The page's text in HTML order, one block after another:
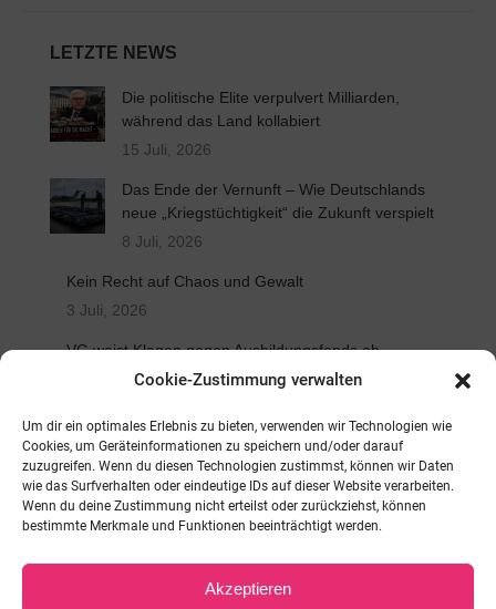
Cookie-Zustimmung verwalten
Um dir ein optimales Erlebnis zu bieten, verwenden wir Technologien wie
Cookies, um Geräteinformationen zu speichern und/oder darauf
zuzugreifen. Wenn du diesen Technologien zustimmst, können wir Daten
wie das Surfverhalten oder eindeutige IDs auf dieser Website verarbeiten.
Wenn du deine Zustimmung nicht erteilst oder zurückziehst, können
bestimmte Merkmale und Funktionen beeinträchtigt werden.
Akzeptieren
LETZTE NEWS
Die politische Elite verpulvert Milliarden,
während das Land kollabiert
15 Juli, 2026
Das Ende der Vernunft – Wie Deutschlands
neue „Kriegstüchtigkeit“ die Zukunft verspielt
8 Juli, 2026
Kein Recht auf Chaos und Gewalt
3 Juli, 2026
VG weist Klagen gegen Ausbildungsfonds ab
2 Juli, 2026
BÜNDNIS DEUTSCHLAND verurteilt
Zurückweisung von Spende für Kinder
20 Juni, 2026
TRAUER UM VORSTANDSMITGLIED ALEXANDER
BENDLER
12 Juni, 2026